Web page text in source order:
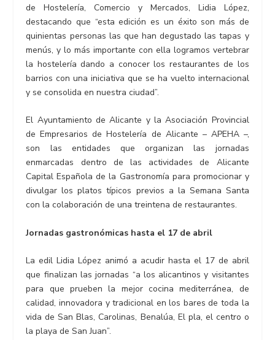
de Hostelería, Comercio y Mercados, Lidia López,
destacando que “esta edición es un éxito son más de
quinientas personas las que han degustado las tapas y
menús, y lo más importante con ella logramos vertebrar
la hostelería dando a conocer los restaurantes de los
barrios con una iniciativa que se ha vuelto internacional
y se consolida en nuestra ciudad”.
El Ayuntamiento de Alicante y la Asociación Provincial
de Empresarios de Hostelería de Alicante – APEHA –,
son las entidades que organizan las jornadas
enmarcadas dentro de las actividades de Alicante
Capital Española de la Gastronomía para promocionar y
divulgar los platos típicos previos a la Semana Santa
con la colaboración de una treintena de restaurantes.
Jornadas gastronómicas hasta el 17 de abril
La edil Lidia López animó a acudir hasta el 17 de abril
que finalizan las jornadas “a los alicantinos y visitantes
para que prueben la mejor cocina mediterránea, de
calidad, innovadora y tradicional en los bares de toda la
vida de San Blas, Carolinas, Benalúa, El pla, el centro o
la playa de San Juan”.